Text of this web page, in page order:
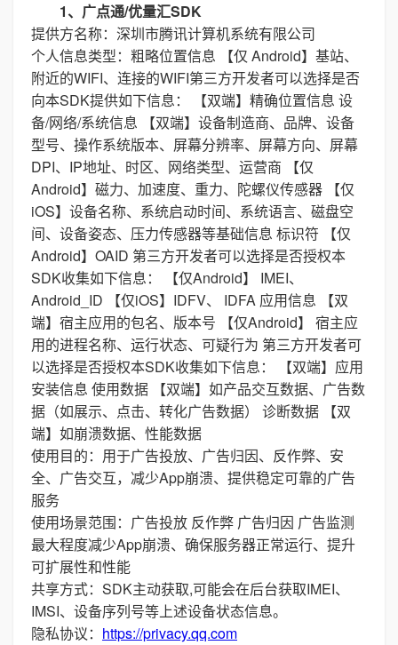
1、广点通/优量汇SDK
提供方名称：深圳市腾讯计算机系统有限公司
个人信息类型：粗略位置信息 【仅 Android】基站、
附近的WIFI、连接的WIFI第三方开发者可以选择是否
向本SDK提供如下信息： 【双端】精确位置信息 设
备/网络/系统信息 【双端】设备制造商、品牌、设备
型号、操作系统版本、屏幕分辨率、屏幕方向、屏幕
DPI、IP地址、时区、网络类型、运营商 【仅
Android】磁力、加速度、重力、陀螺仪传感器 【仅
iOS】设备名称、系统启动时间、系统语言、磁盘空
间、设备姿态、压力传感器等基础信息 标识符 【仅
Android】OAID 第三方开发者可以选择是否授权本
SDK收集如下信息： 【仅Android】 IMEI、
Android_ID 【仅iOS】IDFV、 IDFA 应用信息 【双
端】宿主应用的包名、版本号 【仅Android】 宿主应
用的进程名称、运行状态、可疑行为 第三方开发者可
以选择是否授权本SDK收集如下信息： 【双端】应用
安装信息 使用数据 【双端】如产品交互数据、广告数
据（如展示、点击、转化广告数据） 诊断数据 【双
端】如崩溃数据、性能数据
使用目的：用于广告投放、广告归因、反作弊、安
全、广告交互，减少App崩溃、提供稳定可靠的广告
服务
使用场景范围：广告投放 反作弊 广告归因 广告监测
最大程度减少App崩溃、确保服务器正常运行、提升
可扩展性和性能
共享方式：SDK主动获取,可能会在后台获取IMEI、
IMSI、设备序列号等上述设备状态信息。
隐私协议： https://privacy.qq.com